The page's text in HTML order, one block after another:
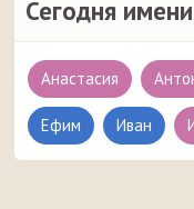
Сегодня
Анастасия
Ефим Иван